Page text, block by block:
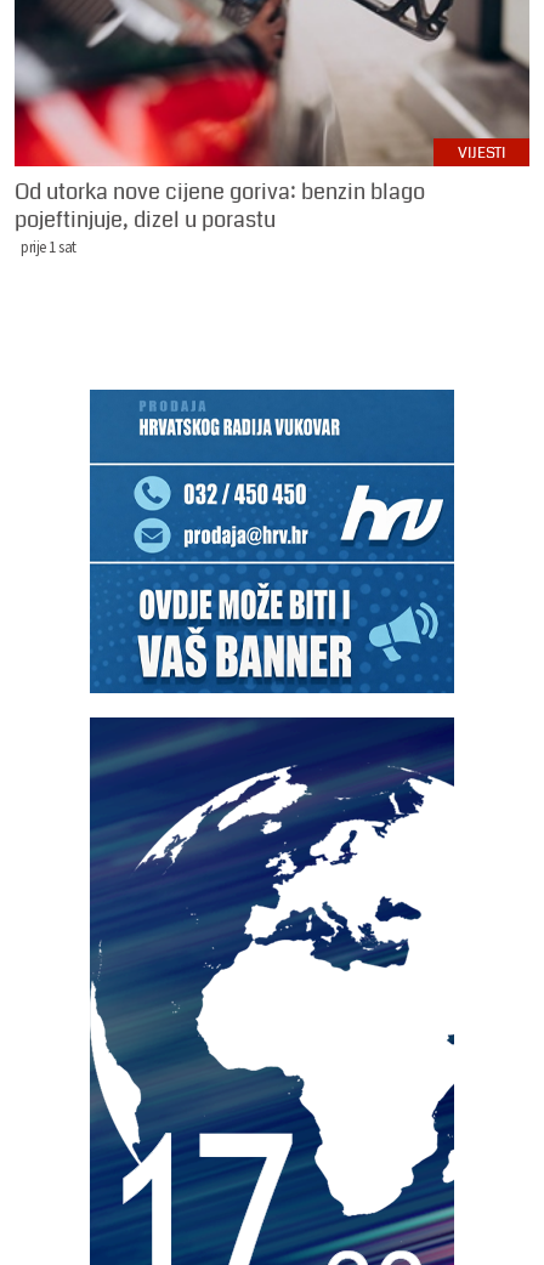
VIJESTI
Od utorka nove cijene goriva: benzin blago
pojeftinjuje, dizel u porastu
prije 1 sat